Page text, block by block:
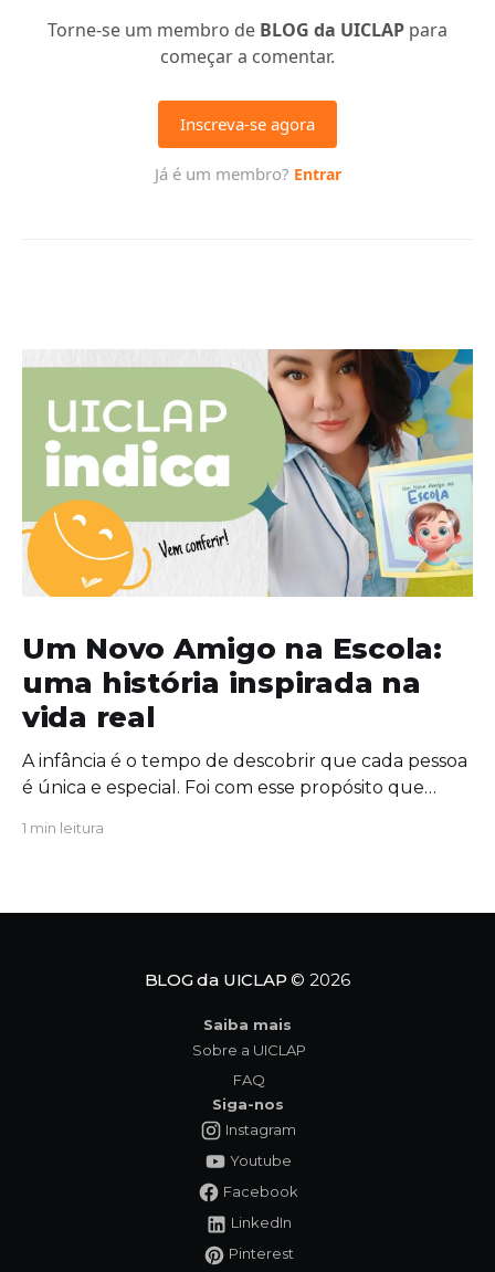
Um Novo Amigo na Escola:
uma história inspirada na
vida real
A infância é o tempo de descobrir que cada pessoa
é única e especial. Foi com esse propósito que
convida crianças, famílias e educadores a
Tavinho,
1 min leitura
BLOG da UICLAP © 2026
Saiba mais
Sobre a UICLAP
FAQ
Siga-nos
Instagram
Youtube
Facebook
LinkedIn
Pinterest